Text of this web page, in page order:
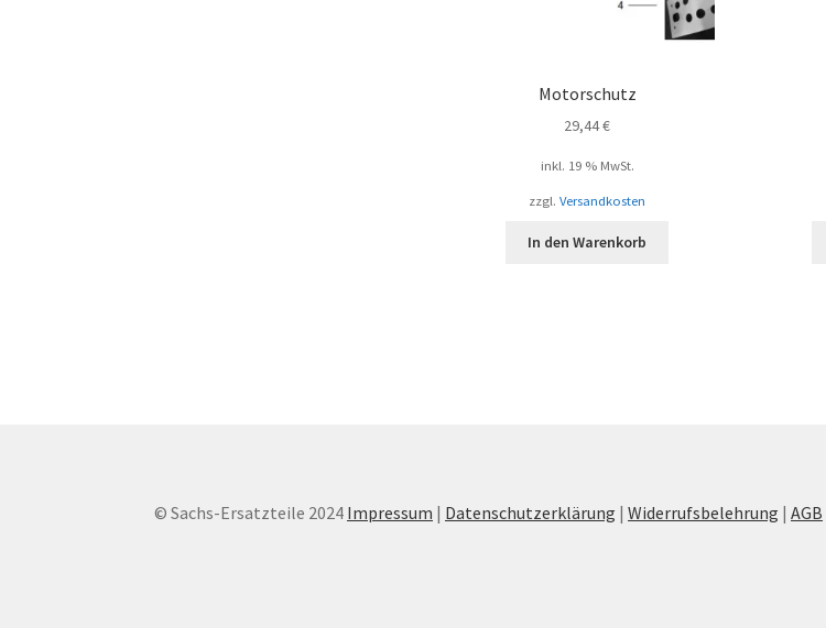
Motorschutz
29,44€
inkl. 19 % MwSt.
zzgl.Versandkosten
In den Warenkorb
© Sachs-Ersatzteile 2024 Impressum | Datenschutzerklärung |Widerrufsbelehrung |AGB